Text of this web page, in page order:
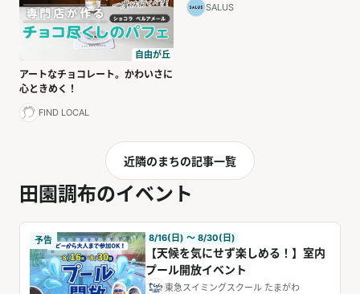
自由が丘
アートなチョコレート。かわいさに
心ときめく！
FIND LOCAL
SALUS
近隣のまちの記事一覧
田園調布のイベント
予告 8/16(日) 〜 8/30(日)
【天候を気にせず楽しめる！】室内
プール開放イベント
東急スイミングスクール たまがわ